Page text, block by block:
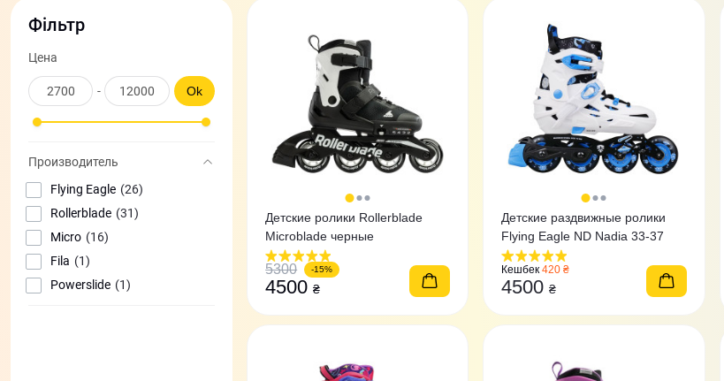
Фільтр
Цена
- Ok
Производитель
Flying Eagle (26)
Rollerblade (31)
Micro (16)
Fila (1)
Powerslide (1)
Детские ролики Rollerblade
Microblade черные
5300 -15%
4500₴
Детские раздвижные ролики
Flying Eagle ND Nadia 33-37
Кешбек 420 ₴
4500₴